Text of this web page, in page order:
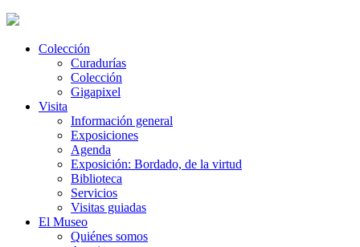
Colección
Curadurías
Colección
Gigapixel
Visita
Información general
Exposiciones
Agenda
Exposición: Bordado, de la virtud
Biblioteca
Servicios
Visitas guiadas
El Museo
Quiénes somos